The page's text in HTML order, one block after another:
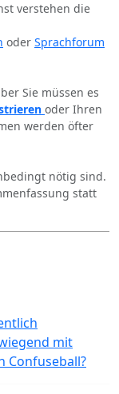
verstehen die
oder Sprachforum
Sie müssen es
oder Ihren
werden öfter
nötig sind.
statt
mit
Confuseball?